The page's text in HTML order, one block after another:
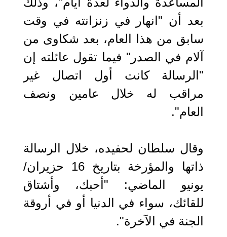
بعد أن "انهار في زنزانته في وقت
سابق من هذا العام، بعد شكاوى من
آلام في الصدر" فيما تقول عائلته إن
"الرسالة كانت أول اتصال غير
مراقب له خلال عامين ونصف
العام".
وقال سلطان لحفيده، خلال الرسالة
ذاتها والمؤرخة بتاريخ 16 حزيران/
يونيو الماضي: "أحبك، وأشتاق
للقائك، سواء في الدنيا أو في أروقة
الجنة في الآخرة".